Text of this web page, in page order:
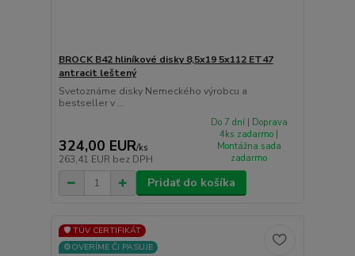
BROCK B42 hliníkové disky 8,5x19 5x112 ET47
antracit leštený
Svetoznáme disky Nemeckého výrobcu a
bestseller v ...
324,00 EUR/ks
263,41 EUR bez DPH
Do 7 dní | Doprava
4ks zadarmo |
Montážna sada
zadarmo
Pridať do košíka
🛡️ TÜV CERTIFIKÁT
⚙️OVERÍME ČI PASUJE